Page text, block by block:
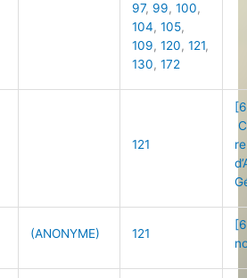
97, 99,100,
104,105,
109,120,121,
130,172
121
(ANONYME) 121